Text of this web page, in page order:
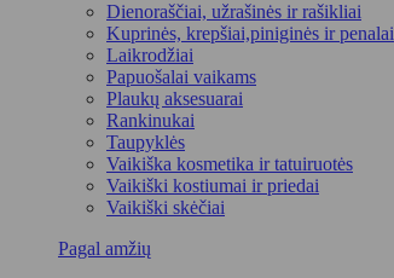
Dienoraščiai, užrašinės ir rašikliai
Kuprinės, krepšiai,piniginės ir penalai
Laikrodžiai
Papuošalai vaikams
Plaukų aksesuarai
Rankinukai
Taupyklės
Vaikiška kosmetika ir tatuiruotės
Vaikiški kostiumai ir priedai
Vaikiški skėčiai
Pagal amžių